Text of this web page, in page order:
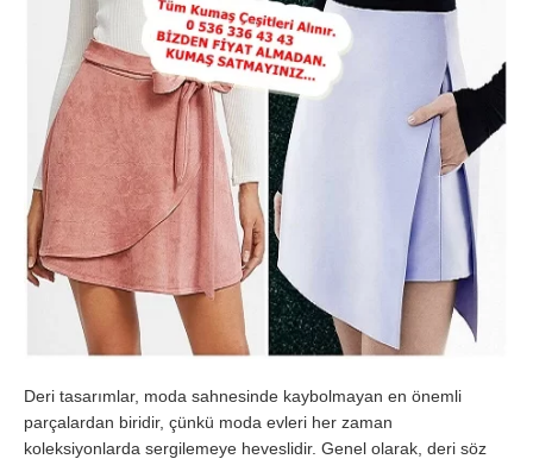
Deri tasarımlar, moda sahnesinde kaybolmayan en önemli
parçalardan biridir, çünkü moda evleri her zaman
koleksiyonlarda sergilemeye heveslidir. Genel olarak, deri söz